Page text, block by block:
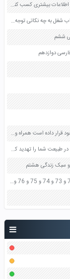
تحقیق با مراجعه به یک نانوایی در مورد دو روش تهیه خمیر از آرد اطلاعات بیشتری کسب کنید و به کلاس گزارش دهید صفحه 101 کتاب علوم دوم دبستان
تصور کنید که میخواهید یک شغل برای خود انتخاب کنید در انتخاب شغل به چه نکاتی توجه می کنید صفحه 170 کتاب تفکر و سبک زندگی هشتم
چرا در روز قیامت انسان با همان هایی که در دنیا آنها را محبوب خود قرار داده است همراه و هم نشین می شود و به سرانجام همان ها دچار خواهد شد؟ صفحه 112 دین و زندگی دهم
چه نوع خطراتی ممکن است در منزل خیابان مدرسه زمین بازی یا در طبیعت شما را تهدید کند صفحه 78 کتاب تفکر و سبک زندگی هشتم
خلاصه داستان روان خوانی سفرنامه اصفهان صفحه 70 و 71 و 72 و 73 و 74 و 75 و 76 و 77 فارسی هفتم